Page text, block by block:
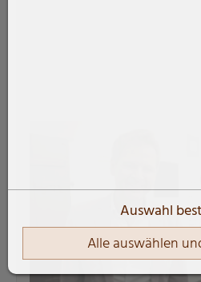
Auswahl
Alle auswählen